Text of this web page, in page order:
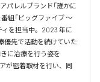
パレルブランド「誰かに
組「ビッグファイブ 〜
ィを担当中。2023 年に
優先で活動を続けていた
に治療を行う姿を
が密着取材を行い、同